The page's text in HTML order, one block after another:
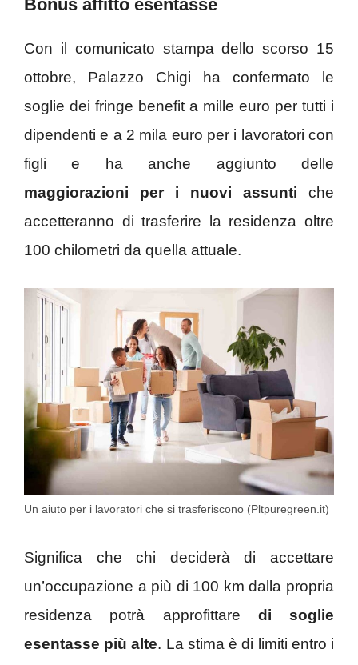
Bonus affitto esentasse
Con il comunicato stampa dello scorso 15
ottobre, Palazzo Chigi ha confermato le
soglie dei fringe benefit a mille euro per tutti i
dipendenti e a 2 mila euro per i lavoratori con
figli e ha anche aggiunto delle
maggiorazioni per i nuovi assunti che
accetteranno di trasferire la residenza oltre
100 chilometri da quella attuale.
Un aiuto per i lavoratori che si trasferiscono (Pltpuregreen.it)
Significa che chi deciderà di accettare
un’occupazione a più di 100 km dalla propria
residenza potrà approfittare di soglie
esentasse più alte. La stima è di limiti entro i